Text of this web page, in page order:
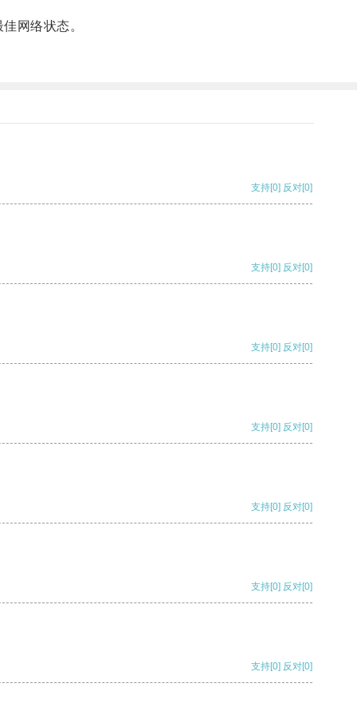
网络状态。
支持[0] 反对[0]
支持[0] 反对[0]
支持[0] 反对[0]
支持[0] 反对[0]
支持[0] 反对[0]
支持[0] 反对[0]
支持[0] 反对[0]